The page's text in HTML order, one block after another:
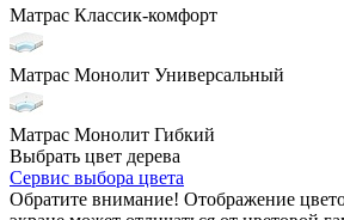
Матрас Классик-комфорт
Матрас Монолит Универсальный
Матрас Монолит Гибкий
Выбрать цвет дерева
Сервис выбора цвета
Обратите внимание! Отображение